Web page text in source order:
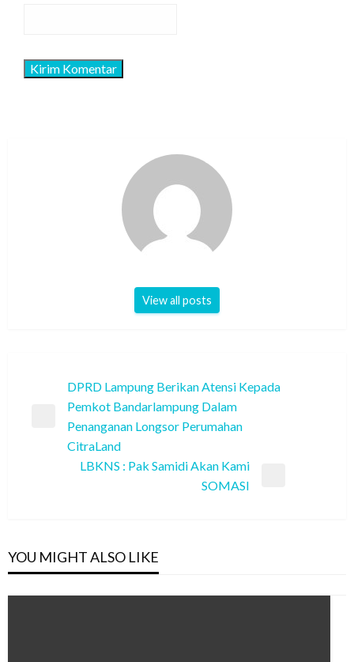
View all posts
Navigasi
Previous
DPRD Lampung Berikan Atensi Kepada
Pemkot Bandarlampung Dalam
Penanganan Longsor Perumahan
CitraLand
LBKNS : Pak Samidi Akan Kami
SOMASI
YOU MIGHT ALSO LIKE